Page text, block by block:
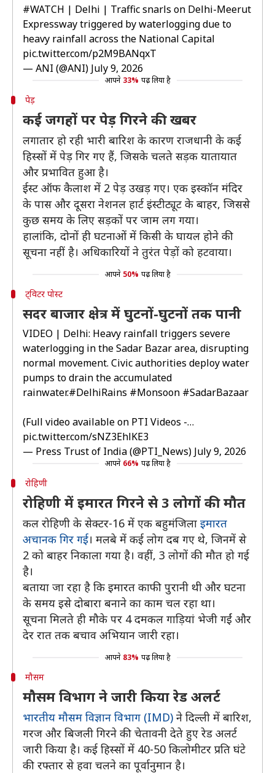
#WATCH | Delhi | Traffic snarls on Delhi-Meerut
Expressway triggered by waterlogging due to
heavy rainfall across the National Capital
pic.twitter.com/p2M9BANqxT
— ANI (@ANI) July 9, 2026
आपने 33% पढ़ लिया है
पेड़
कई जगहों पर पेड़ गिरने की खबर
लगातार हो रही भारी बारिश के कारण राजधानी के कई
हिस्सों में पेड़ गिर गए हैं, जिसके चलते सड़क यातायात
और प्रभावित हुआ है।
ईस्ट ऑफ कैलाश में 2 पेड़ उखड़ गए। एक इस्कॉन मंदिर
के पास और दूसरा नेशनल हार्ट इंस्टीट्यूट के बाहर, जिससे
कुछ समय के लिए सड़कों पर जाम लग गया।
हालांकि, दोनों ही घटनाओं में किसी के घायल होने की
सूचना नहीं है। अधिकारियों ने तुरंत पेड़ों को हटवाया।
आपने 50% पढ़ लिया है
ट्विटर पोस्ट
सदर बाजार क्षेत्र में घुटनों-घुटनों तक पानी
VIDEO | Delhi: Heavy rainfall triggers severe
waterlogging in the Sadar Bazar area, disrupting
normal movement. Civic authorities deploy water
pumps to drain the accumulated
rainwater.#DelhiRains #Monsoon #SadarBazaar
(Full video available on PTI Videos -…
pic.twitter.com/sNZ3EhlKE3
— Press Trust of India (@PTI_News) July 9, 2026
आपने 66% पढ़ लिया है
रोहिणी
रोहिणी में इमारत गिरने से 3 लोगों की मौत
कल रोहिणी के सेक्टर-16 में एक बहुमंजिला इमारत
अचानक गिर गई। मलबे में कई लोग दब गए थे, जिनमें से
2 को बाहर निकाला गया है। वहीं, 3 लोगों की मौत हो गई
है।
बताया जा रहा है कि इमारत काफी पुरानी थी और घटना
के समय इसे दोबारा बनाने का काम चल रहा था।
सूचना मिलते ही मौके पर 4 दमकल गाड़ियां भेजी गईं और
देर रात तक बचाव अभियान जारी रहा।
आपने 83% पढ़ लिया है
मौसम
मौसम विभाग ने जारी किया रेड अलर्ट
भारतीय मौसम विज्ञान विभाग (IMD) ने दिल्ली में बारिश,
गरज और बिजली गिरने की चेतावनी देते हुए रेड अलर्ट
जारी किया है। कई हिस्सों में 40-50 किलोमीटर प्रति घंटे
की रफ्तार से हवा चलने का पूर्वानुमान है।